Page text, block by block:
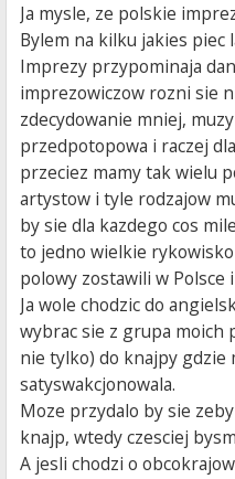
Ja mysle, ze polskie
Bylem na kilku jakies piec
Imprezy przypominaja
imprezowiczow rozni sie
zdecydowanie mniej,
przedpotopowa i raczej
przeciez mamy tak wielu
artystow i tyle rodzajow
by sie dla kazdego cos
to jedno wielkie
polowy zostawili w Polsce
Ja wole chodzic do
wybrac sie z grupa moich
nie tylko) do knajpy gdzie
satyswakcjonowala.
Moze przydalo by sie
knajp, wtedy czesciej
A jesli chodzi o